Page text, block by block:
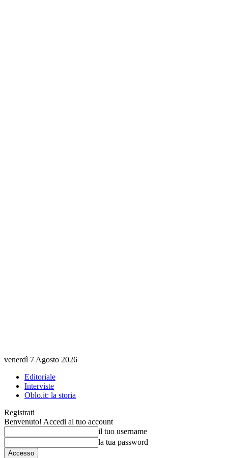
venerdì 7 Agosto 2026
Editoriale
Interviste
Oblo.it: la storia
Registrati
Benvenuto! Accedi al tuo account
il tuo username
la tua password